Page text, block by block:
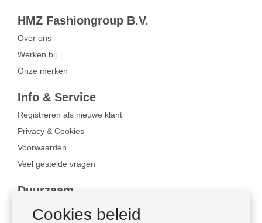
Cookies beleid
HMZ Fashiongroup B.V.
Over ons
Werken bij
Onze merken
Info & Service
Registreren als nieuwe klant
Privacy & Cookies
Voorwaarden
Veel gestelde vragen
Duurzaam
Bewust ondernemen